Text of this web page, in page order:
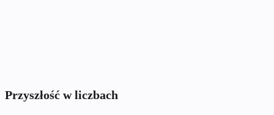
Przyszłość w liczbach